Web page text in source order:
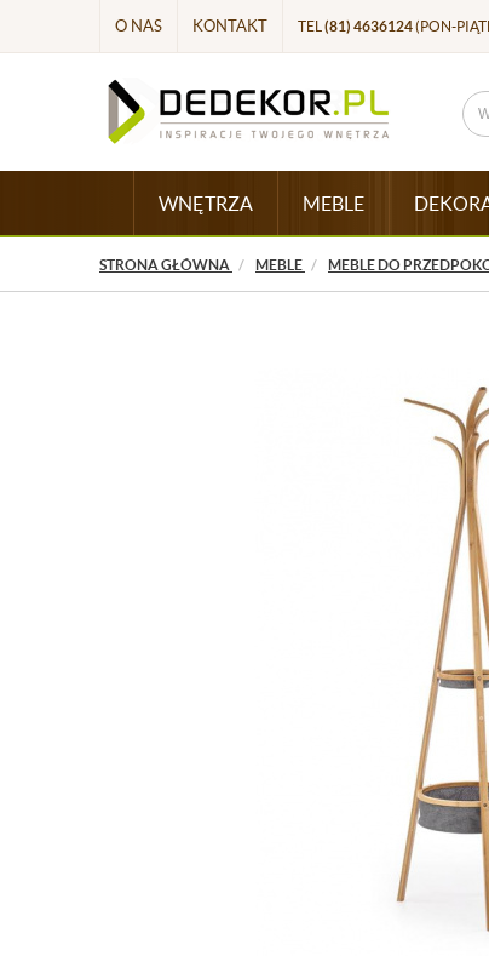
O NAS KONTAKT TEL (81) 4636124(PON-
WNĘTRZA MEBLE
STRONA GŁÓWNA MEBLE MEBLE DO